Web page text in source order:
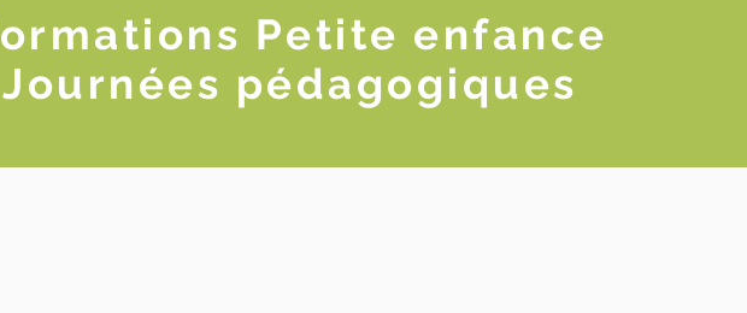
Petite enfance
Journées pédagogiques